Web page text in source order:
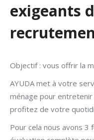
exigeants
Objectif : vous offrir la
AYUDA met à votre
ménage pour
profitez de votre
Pour cela nous avons 3